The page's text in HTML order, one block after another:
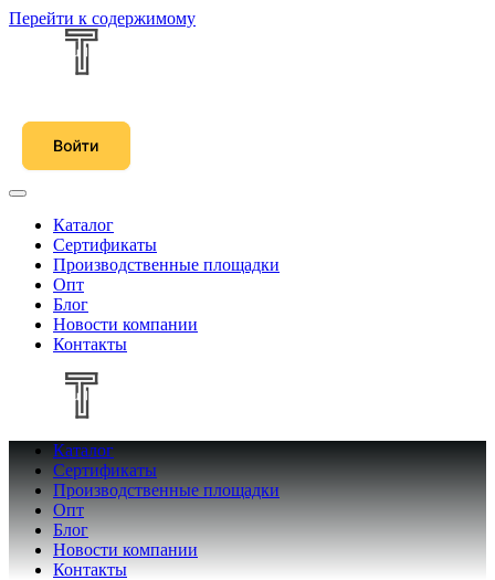
Перейти к содержимому
Каталог
Сертификаты
Производственные площадки
Опт
Блог
Новости компании
Контакты
Каталог
Сертификаты
Производственные площадки
Опт
Блог
Новости компании
Контакты